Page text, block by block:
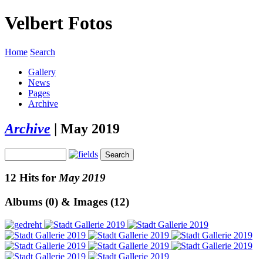
Velbert Fotos
Home Search
Gallery
News
Pages
Archive
Archive | May 2019
12 Hits forMay 2019
Albums (0) & Images (12)